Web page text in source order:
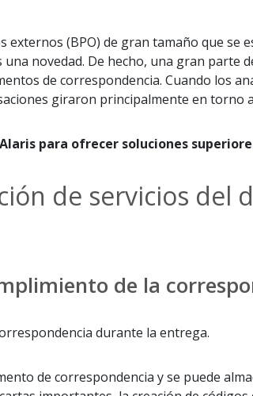
externos (BPO) de gran tamaño que
novedad. De hecho, una gran
de correspondencia. Cuando los
giraron principalmente en
para ofrecer soluciones
de servicios del
de la
durante la entrega.
de correspondencia y se puede